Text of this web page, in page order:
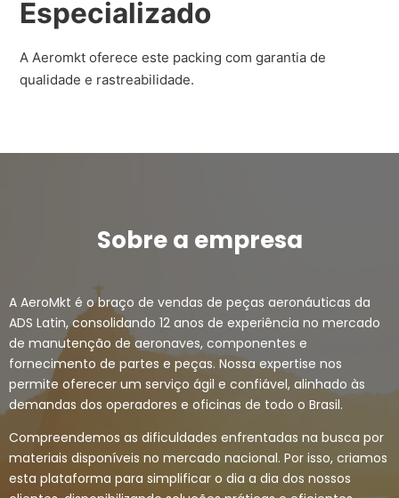
Especializado
A Aeromkt oferece este packing com garantia de
qualidade e rastreabilidade.
Sobre a empresa
A AeroMkt é o braço de vendas de peças aeronáuticas da
ADS Latin, consolidando 12 anos de experiência no mercado
de manutenção de aeronaves, componentes e
fornecimento de partes e peças. Nossa expertise nos
permite oferecer um serviço ágil e confiável, alinhado às
demandas dos operadores e oficinas de todo o Brasil.
Compreendemos as dificuldades enfrentadas na busca por
materiais disponíveis no mercado nacional. Por isso, criamos
esta plataforma para simplificar o dia a dia dos nossos